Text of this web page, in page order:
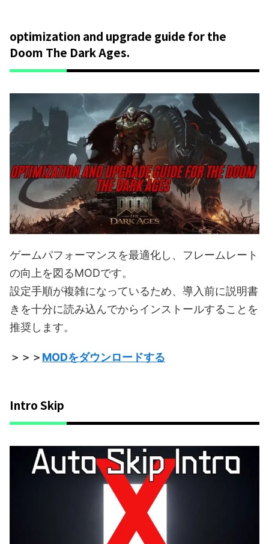
optimization and upgrade guide for the
Doom The Dark Ages.
ゲームパフォーマンスを最適化し、フレームレート
の向上を図るMODです。
設定手順が複雑になっているため、導入前に説明書
きを十分に読み込んでからインストールすることを
推奨します。
＞＞＞MODをダウンロードする
Intro Skip